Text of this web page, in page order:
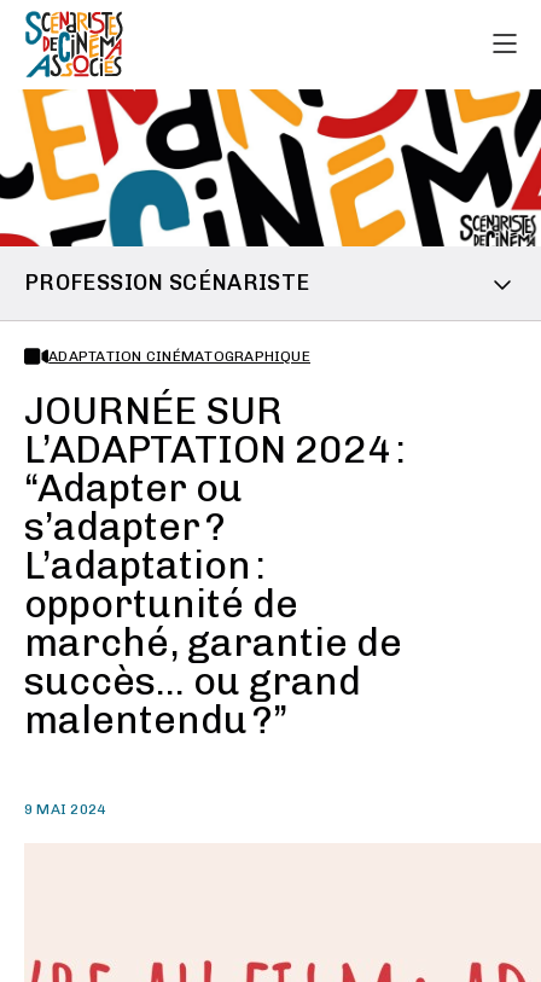
PROFESSION SCÉNARISTE
ADAPTATION CINÉMATOGRAPHIQUE
JOURNÉE SUR
L’ADAPTATION 2024 :
“Adapter ou
s’adapter ?
L’adaptation :
opportunité de
marché, garantie de
succès... ou grand
malentendu ?”
9 MAI 2024